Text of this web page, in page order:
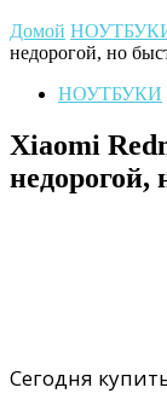
Домой
недорогой, но
НОУТБУКИ
Xiaomi
Сегодня